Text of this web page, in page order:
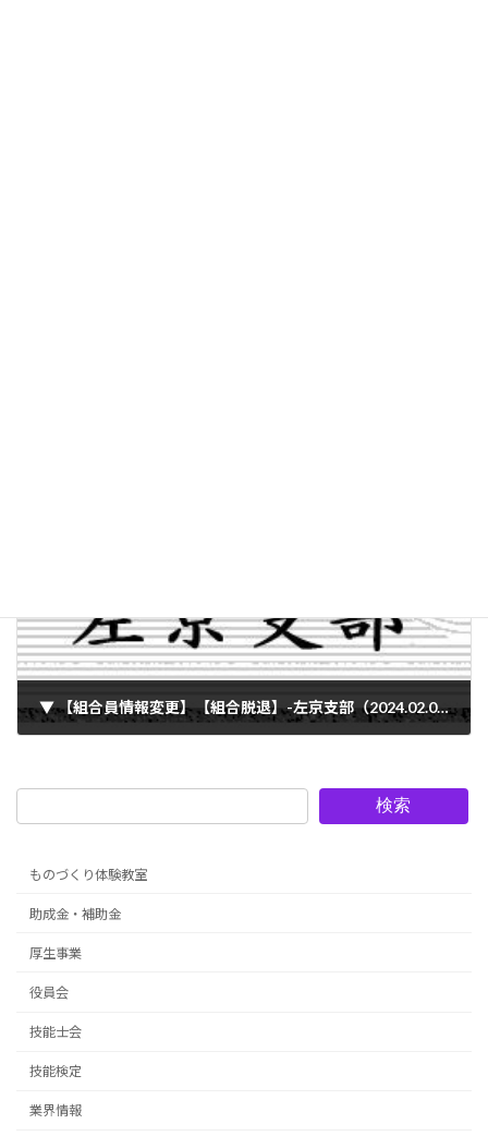
▼ 【組合員情報変更】【組合脱退】-左京支部（2024.02.05）
検索
ものづくり体験教室
助成金・補助金
厚生事業
役員会
技能士会
技能検定
業界情報